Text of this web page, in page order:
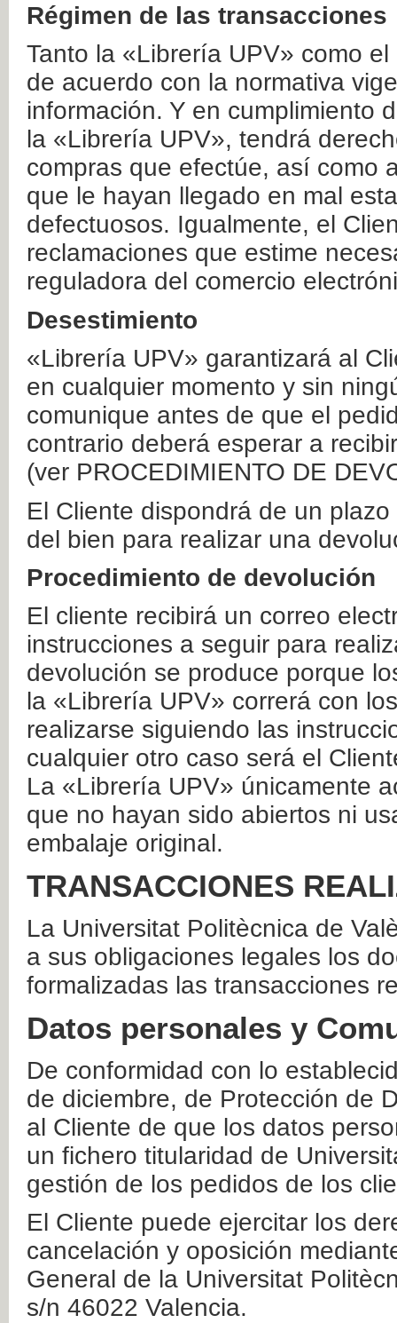
Régimen de las transacciones
Tanto la «Librería UPV» como
de acuerdo con la normativa
información. Y en cumplimiento
la «Librería UPV», tendrá
compras que efectúe, así como
que le hayan llegado en mal
defectuosos. Igualmente, el
reclamaciones que estime
reguladora del comercio
Desestimiento
«Librería UPV» garantizará al
en cualquier momento y sin
comunique antes de que el
contrario deberá esperar a
(ver PROCEDIMIENTO DE
El Cliente dispondrá de un
del bien para realizar una
Procedimiento de devolución
El cliente recibirá un correo
instrucciones a seguir para
devolución se produce porque
la «Librería UPV» correrá con
realizarse siguiendo las
cualquier otro caso será el
La «Librería UPV» únicamente
que no hayan sido abiertos ni
embalaje original.
TRANSACCIONES
La Universitat Politècnica de
a sus obligaciones legales los
formalizadas las transacciones
Datos personales y
De conformidad con lo
de diciembre, de Protección de
al Cliente de que los datos
un fichero titularidad de
gestión de los pedidos de los
El Cliente puede ejercitar los
cancelación y oposición
General de la Universitat
s/n 46022 Valencia.